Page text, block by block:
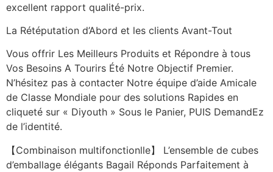
excellent rapport qualité-prix.
La Rétéputation d’Abord et les clients Avant-Tout
Vous offrir Les Meilleurs Produits et Répondre à tous
Vos Besoins A Tourirs Été Notre Objectif Premier.
N’hésitez pas à contacter Notre équipe d’aide Amicale
de Classe Mondiale pour des solutions Rapides en
cliqueté sur « Diyouth » Sous le Panier, PUIS DemandEz
de l’identité.
【Combinaison multifonctionlle】 L’ensemble de cubes
d’emballage élégants Bagail Réponds Parfaitement à